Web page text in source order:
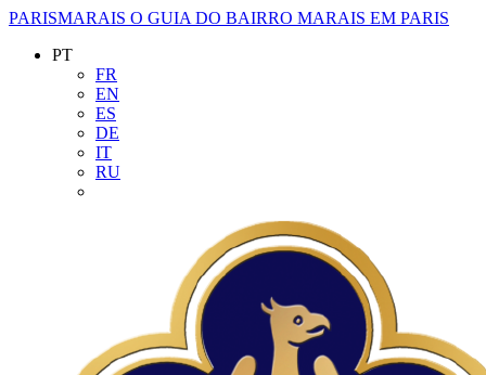
PARISMARAIS O GUIA DO BAIRRO MARAIS EM PARIS
PT
FR
EN
ES
DE
IT
RU